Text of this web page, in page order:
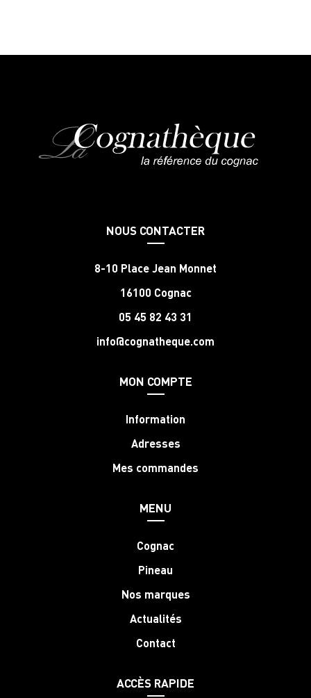
NOUS CONTACTER
8-10 Place Jean Monnet
16100 Cognac
05 45 82 43 31
info@cognatheque.com
MON COMPTE
Information
Adresses
Mes commandes
MENU
Cognac
Pineau
Nos marques
Actualités
Contact
ACCÈS RAPIDE